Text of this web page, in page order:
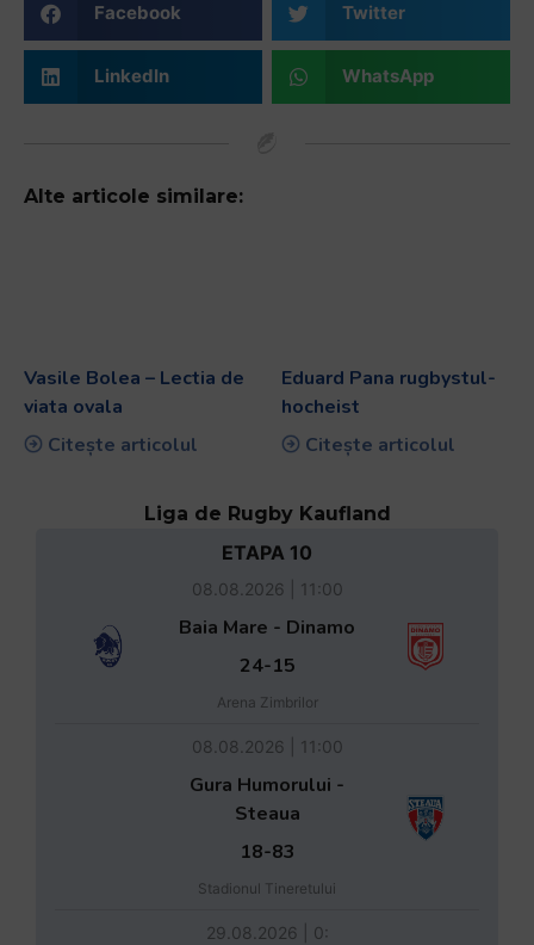
Facebook Twitter
LinkedIn WhatsApp
Alte articole similare:
Vasile Bolea – Lectia de
viata ovala
Citește articolul
Eduard Pana rugbystul-
hocheist
Citește articolul
Liga de Rugby Kaufland
ETAPA 10
08.08.2026 | 11:00
Baia Mare - Dinamo
24-15
Arena Zimbrilor
08.08.2026 | 11:00
Gura Humorului -
Steaua
18-83
Stadionul Tineretului
29.08.2026 | 0: